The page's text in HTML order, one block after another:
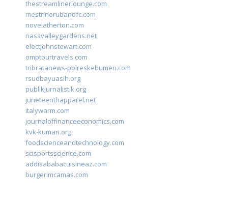
thestreamlinerlounge.com
mestrinorubanofc.com
novelatherton.com
nassvalleygardens.net
electjohnstewart.com
omptourtravels.com
tribratanews-polreskebumen.com
rsudbayuasih.org
publikjurnalistik.org
juneteenthapparel.net
italywarm.com
journaloffinanceeconomics.com
kvk-kumari.org
foodscienceandtechnology.com
scisportsscience.com
addisababacuisineaz.com
burgerimcamas.com